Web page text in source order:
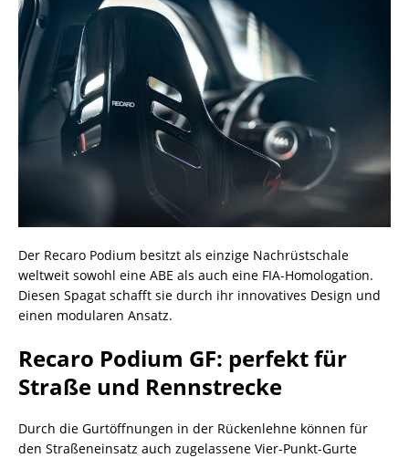
Der Recaro Podium besitzt als einzige Nachrüstschale
weltweit sowohl eine ABE als auch eine FIA-Homologation.
Diesen Spagat schafft sie durch ihr innovatives Design und
einen modularen Ansatz.
Recaro Podium GF: perfekt für
Straße und Rennstrecke
Durch die Gurtöffnungen in der Rückenlehne können für
den Straßeneinsatz auch zugelassene Vier-Punkt-Gurte